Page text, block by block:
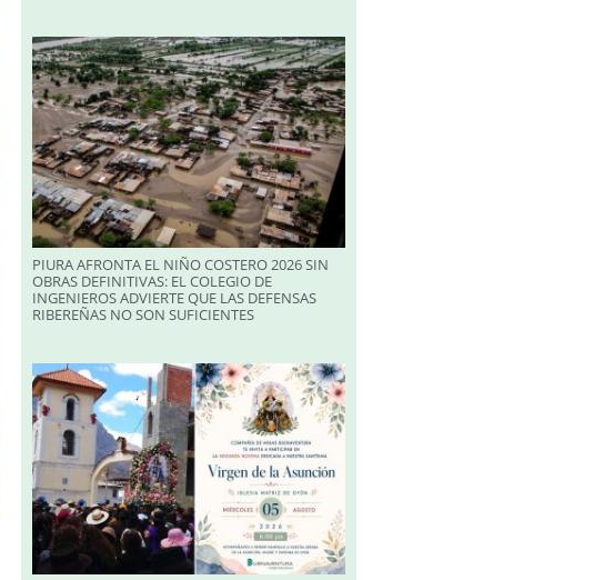
PIURA AFRONTA EL NIÑO COSTERO 2026 SIN
OBRAS DEFINITIVAS: EL COLEGIO DE
INGENIEROS ADVIERTE QUE LAS DEFENSAS
RIBEREÑAS NO SON SUFICIENTES